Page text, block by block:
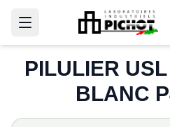
PILULIER
BLANC